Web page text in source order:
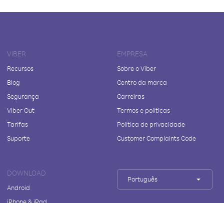
VIBER
Recursos
Blog
Segurança
Viber Out
Tarifas
Suporte
EMPRESA
Sobre o Viber
Centro da marca
Carreiras
Termos e políticas
Política de privacidade
Customer Complaints Code
DOWNLOAD
Android
Português